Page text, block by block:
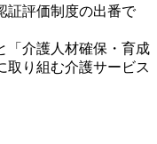
証評価制度の出番で
「介護人材確保・育成
取り組む介護サービス